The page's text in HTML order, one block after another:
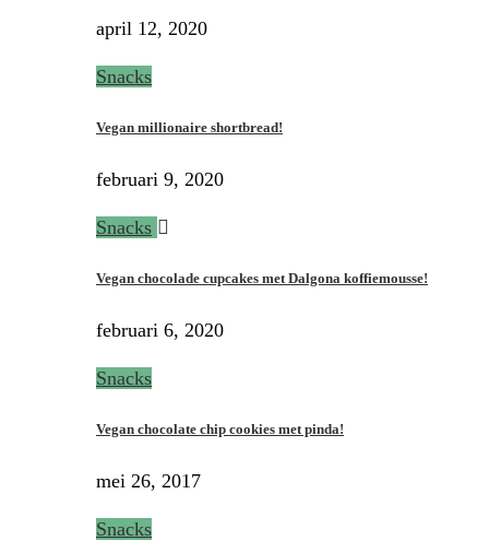
april 12, 2020
Snacks
Vegan millionaire shortbread!
februari 9, 2020
Snacks
Vegan chocolade cupcakes met Dalgona koffiemousse!
februari 6, 2020
Snacks
Vegan chocolate chip cookies met pinda!
mei 26, 2017
Snacks